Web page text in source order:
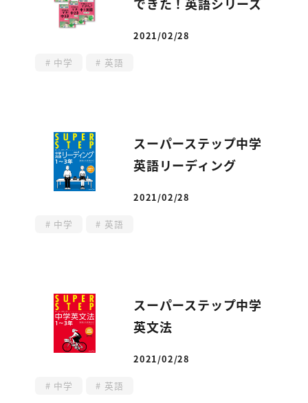
投稿日
2021/02/28
中学 英語
スーパーステップ中学
英語リーディング
投稿日
2021/02/28
中学 英語
スーパーステップ中学
英文法
投稿日
2021/02/28
中学 英語